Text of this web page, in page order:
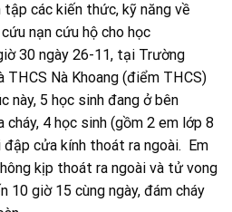
các kiến thức, kỹ năng về
nạn cứu hộ cho học
30 ngày 26-11, tại Trường
Nà Khoang (điểm THCS)
này, 5 học sinh đang ở bên
cháy, 4 học sinh (gồm 2 em lớp 8
cửa kính thoát ra ngoài. Em
kịp thoát ra ngoài và tử vong
10 giờ 15 cùng ngày, đám cháy